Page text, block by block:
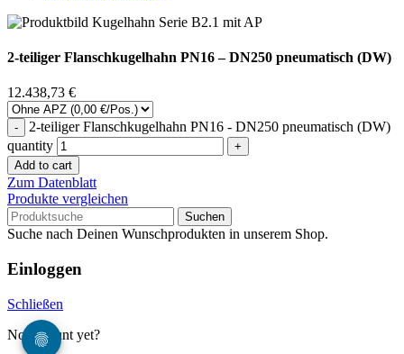
2-teiliger Flanschkugelhahn PN16 – DN250 pneumatisch (DW)
12.438,73 €
2-teiliger Flanschkugelhahn PN16 - DN250 pneumatisch (DW)
quantity
Add to cart
Zum Datenblatt
Produkte vergleichen
Suchen
Suche nach Deinen Wunschprodukten in unserem Shop.
Einloggen
Schließen
No account yet?